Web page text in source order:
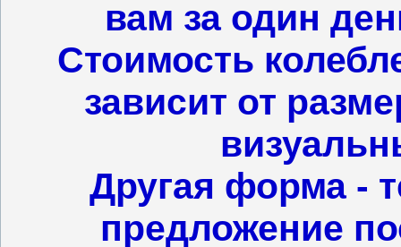
вам за один
Стоимость
зависит от
Другая форма -
предложение